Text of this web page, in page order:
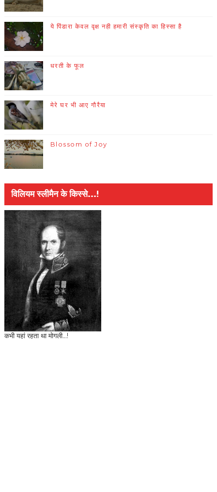
ये पिंडारा केवल वृक्ष नही हमारी संस्कृति का हिस्सा है
धरती के फूल
मेरे घर भी आए गौरैया
Blossom of Joy
विलियम स्लीमैन के किस्से...!
कभी यहां रहता था मोगली...!